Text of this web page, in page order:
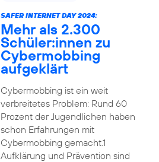
SAFER INTERNET DAY 2024:
Mehr als 2.300
Schüler:innen zu
Cybermobbing
aufgeklärt
Cybermobbing ist ein weit
verbreitetes Problem: Rund 60
Prozent der Jugendlichen haben
schon Erfahrungen mit
Cybermobbing gemacht.1
Aufklärung und Prävention sind